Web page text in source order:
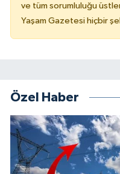
ve tüm sorumluluğu
Yaşam Gazetesi hiçbir
Özel Haber